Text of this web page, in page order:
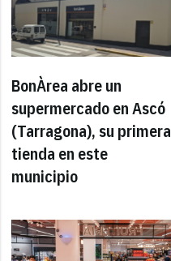
BonÀrea abre un
supermercado en Ascó
(Tarragona), su primera
tienda en este
municipio